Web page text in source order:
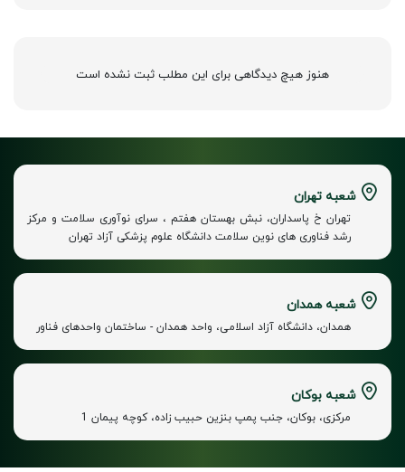
هنوز هیچ دیدگاهی برای این مطلب ثبت نشده است
شعبه تهران
تهران خ پاسداران، نبش بهستان هفتم ، سرای نوآوری سلامت و مرکز
رشد فناوری های نوین سلامت دانشگاه علوم پزشکی آزاد تهران
شعبه همدان
همدان، دانشگاه آزاد اسلامی، واحد همدان - ساختمان واحدهای فناور
شعبه بوکان
مرکزی، بوکان، جنب پمپ بنزین حبیب زاده، کوچه پیمان 1